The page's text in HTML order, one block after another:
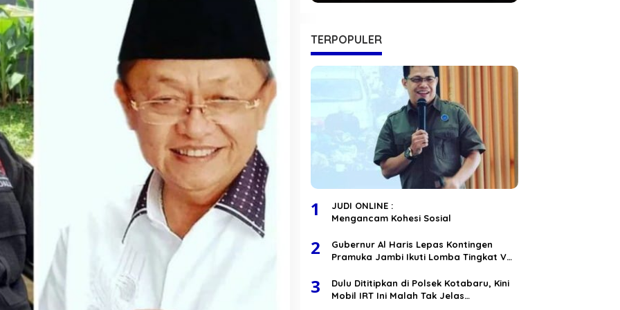
TERPOPULER
1
JUDI ONLINE :
Mengancam Kohesi Sosial
2
Gubernur Al Haris Lepas Kontingen
Pramuka Jambi Ikuti Lomba Tingkat V
3
Dulu Dititipkan di Polsek Kotabaru, Kini
Mobil IRT Ini Malah Tak Jelas